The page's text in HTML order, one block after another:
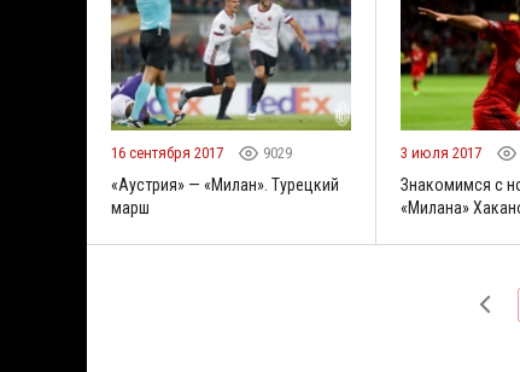
16 сентября 2017 9029
«Аустрия» — «Милан». Турецкий
марш
3 июля 2017
Знакомимся с
«Милана»